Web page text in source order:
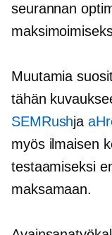
seurannan
Muutamia
tähän
SEMRushja
myös ilmaisen
testaamiseksi
maksamaan.